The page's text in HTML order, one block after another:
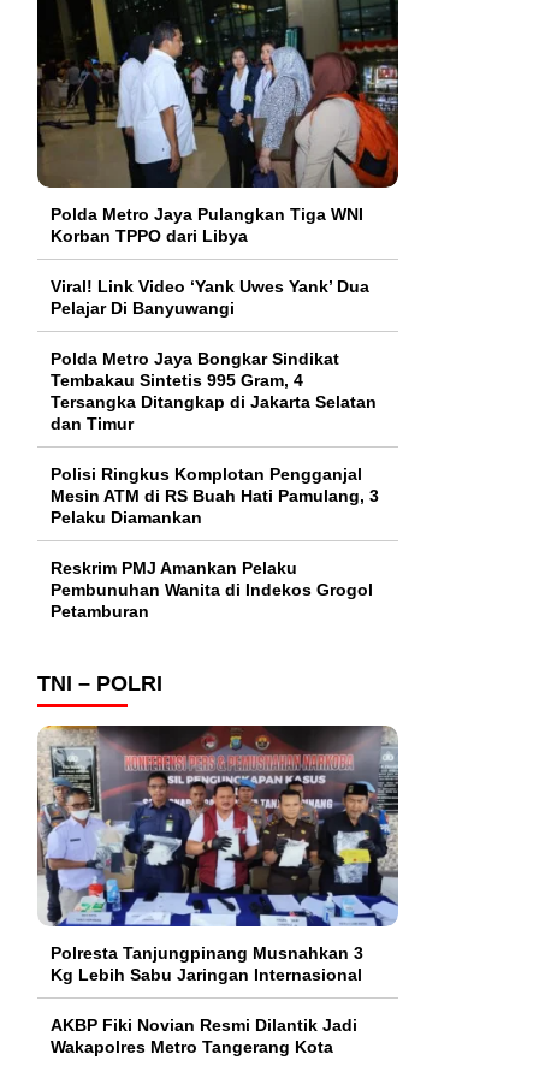
Polda Metro Jaya Pulangkan Tiga WNI
Korban TPPO dari Libya
Viral! Link Video ‘Yank Uwes Yank’ Dua
Pelajar Di Banyuwangi
Polda Metro Jaya Bongkar Sindikat
Tembakau Sintetis 995 Gram, 4
Tersangka Ditangkap di Jakarta Selatan
dan Timur
Polisi Ringkus Komplotan Pengganjal
Mesin ATM di RS Buah Hati Pamulang, 3
Pelaku Diamankan
Reskrim PMJ Amankan Pelaku
Pembunuhan Wanita di Indekos Grogol
Petamburan
TNI – POLRI
Polresta Tanjungpinang Musnahkan 3
Kg Lebih Sabu Jaringan Internasional
AKBP Fiki Novian Resmi Dilantik Jadi
Wakapolres Metro Tangerang Kota